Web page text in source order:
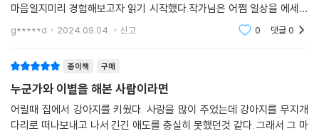
마음일지미리 경험해보고자 읽기 시작했다.작가님은 어쩜 일상을 에세이
로 잘 기록하시는지.나도 지금부터 하루하루 우리 마루와 함께하는 일상
이 어땠는지 기록해
g*****d 2024.09.04. 신고 0 댓글0
종이책 구매
누군가와 이별을 해본 사람이라면
어릴때 집에서 강아지를 키웠다. 사랑을 많이 주었는데 강아지를 무지개
다리로 떠나보내고 나서 긴긴 애도를 충실히 못했던것 같다. 그래서 그 마